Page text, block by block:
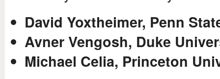
David Yoxtheimer, Penn
Avner Vengosh, Duke
Michael Celia, Princeton